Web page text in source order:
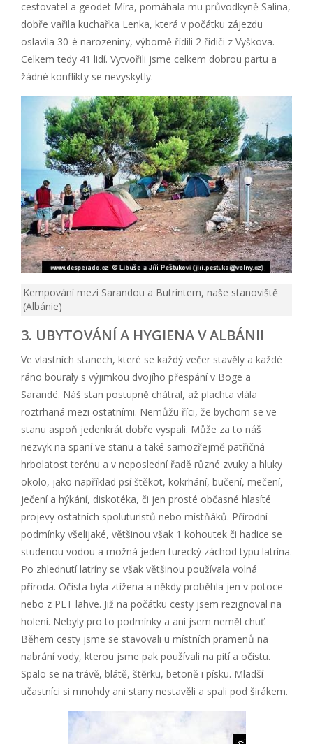
cestovatel a geodet Míra, pomáhala mu průvodkyně Salina,
dobře vařila kuchařka Lenka, která v počátku zájezdu
oslavila 30-é narozeniny, výborně řídili 2 řidiči z Vyškova.
Celkem tedy 41 lidí. Vytvořili jsme celkem dobrou partu a
žádné konflikty se nevyskytly.
Kempování mezi Sarandou a Butrintem, naše stanoviště
(Albánie)
3. UBYTOVÁNÍ A HYGIENA V ALBÁNII
Ve vlastních stanech, které se každý večer stavěly a každé
ráno bouraly s výjimkou dvojího přespání v Bogë a
Sarandë. Náš stan postupně chátral, až plachta vlála
roztrhaná mezi ostatními. Nemůžu říci, že bychom se ve
stanu aspoň jedenkrát dobře vyspali. Může za to náš
nezvyk na spaní ve stanu a také samozřejmě patřičná
hrbolatost terénu a v neposlední řadě různé zvuky a hluky
okolo, jako například psí štěkot, kokrhání, bučení, mečení,
ječení a hýkání, diskotéka, či jen prosté občasné hlasíté
projevy ostatních spoluturistů nebo místňáků. Přírodní
podmínky všelijaké, většinou však 1 kohoutek či hadice se
studenou vodou a možná jeden turecký záchod typu latrína.
Po zhlednutí latríny se však většinou používala volná
příroda. Očista byla ztížena a někdy proběhla jen v potoce
nebo z PET lahve. Již na počátku cesty jsem rezignoval na
holení. Nebyly pro to podmínky a ani jsem neměl chuť.
Během cesty jsme se stavovali u místních pramenů na
nabrání vody, kterou jsme pak používali na pití a očistu.
Spalo se na trávě, blátě, štěrku, betoně i písku. Mladší
učastníci si mnohdy ani stany nestavěli a spali pod širákem.